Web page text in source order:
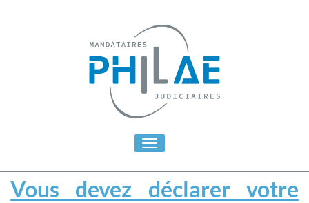
Toggle
Vous devez déclarer votre